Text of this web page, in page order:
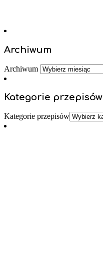
Archiwum
Archiwum
Kategorie przepisów
Kategorie przepisów